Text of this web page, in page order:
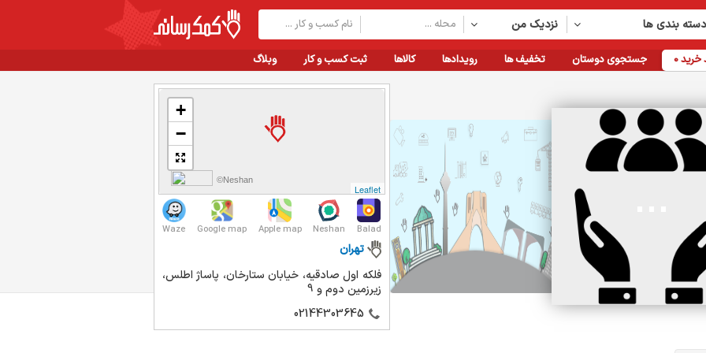
نزدیک من بندی ها
وبلاگ ثبت کسب و کار کالاها رویدادها تخفیف ها جستجوی دوستان خرید0
+
−
Leaflet
©Neshan
Balad
Neshan
Apple map
Google map
Waze
تهران
فلکه اول صادقیه، خیابان ستارخان، پاساژ اطلس،
زیرزمین دوم و 9
02144303645